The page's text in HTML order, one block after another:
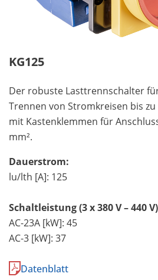
KG125
Der robuste Lasttrennschalter
Trennen von Stromkreisen bis
mit Kastenklemmen für
mm².
Dauerstrom:
lu/lth [A]: 125
Schaltleistung (3 x 380 V – 440
AC-23A [kW]: 45
AC-3 [kW]: 37
Datenblatt